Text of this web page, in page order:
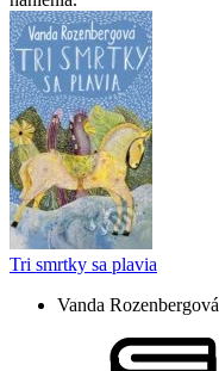
Tri smrtky sa plavia
Vanda Rozenbergová